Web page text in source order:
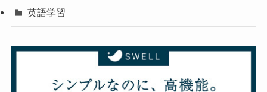
英語学習